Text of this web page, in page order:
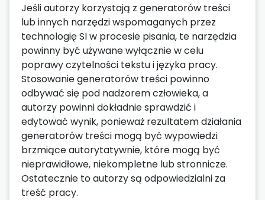
Jeśli autorzy korzystają z generatorów treści
lub innych narzędzi wspomaganych przez
technologię SI w procesie pisania, te narzędzia
powinny być używane wyłącznie w celu
poprawy czytelności tekstu i języka pracy.
Stosowanie generatorów treści powinno
odbywać się pod nadzorem człowieka, a
autorzy powinni dokładnie sprawdzić i
edytować wynik, ponieważ rezultatem działania
generatorów treści mogą być wypowiedzi
brzmiące autorytatywnie, które mogą być
nieprawidłowe, niekompletne lub stronnicze.
Ostatecznie to autorzy są odpowiedzialni za
treść pracy.